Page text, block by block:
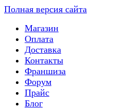
Полная версия сайта
Магазин
Оплата
Доставка
Контакты
Франшиза
Форум
Прайс
Блог